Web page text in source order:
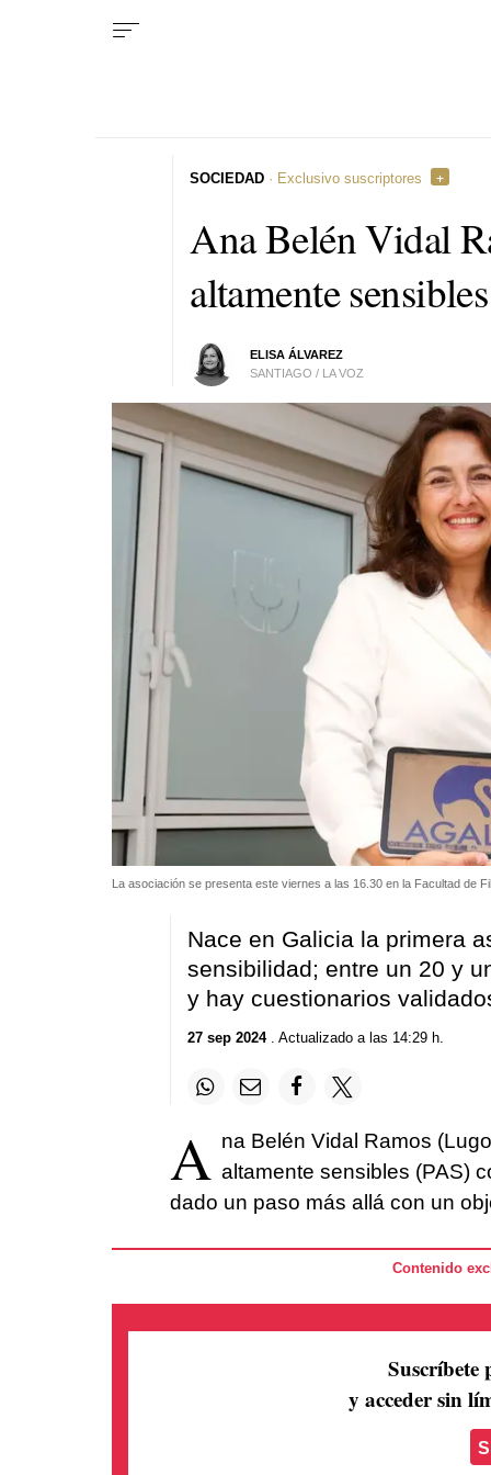
Ana Belén Vidal
altamente
ELISA ÁLVAREZ
SANTIAGO / LA VOZ
SOCIEDAD · Exclusivo suscriptores
La asociación se presenta este viernes a las 16.30 en la Facultad de
Nace en Galicia la primera
sensibilidad; entre un 20 y
y hay cuestionarios
27 sep 2024. Actualizado a las 14:29 h.
A na Belén Vidal Ramos
altamente sensibles (PAS)
dado un paso más allá con un
Contenido
Suscríbete
y acceder sin